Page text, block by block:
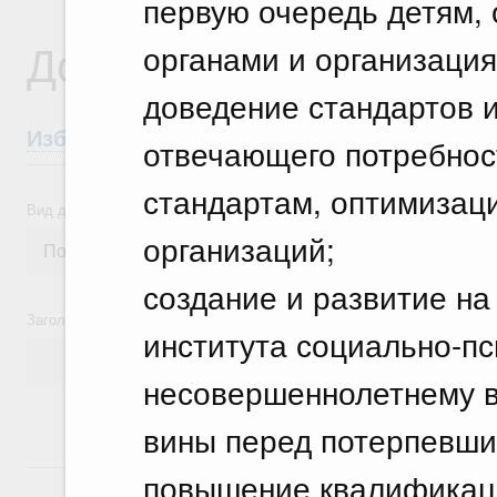
первую очередь детям,
органами и
доведение стандартов
отвечающего
стандартам,
организаций;
создание и развитие
института социально-
несовершеннолетнему
вины перед
повышение
Документы
Избранные документы со справками к
Вид документа
Заголовок или текст документа
18 июля, суббота